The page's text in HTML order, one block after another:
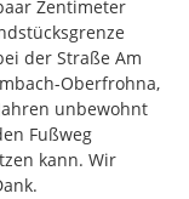
Zentimeter
der Straße Am
Oberfrohna,
unbewohnt
Fußweg
kann. Wir